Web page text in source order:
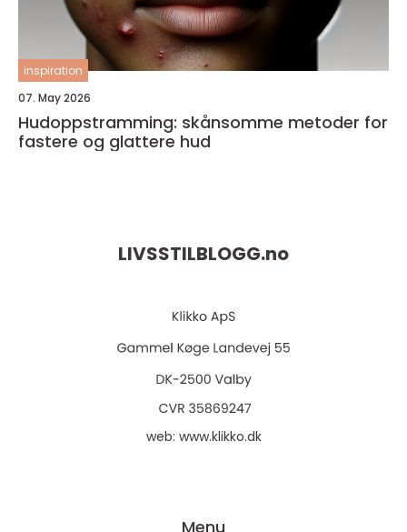
inspiration
07. May 2026
Hudoppstramming: skånsomme metoder for
fastere og glattere hud
LIVSSTILBLOGG.no
web: www.klikko.dk
Menu